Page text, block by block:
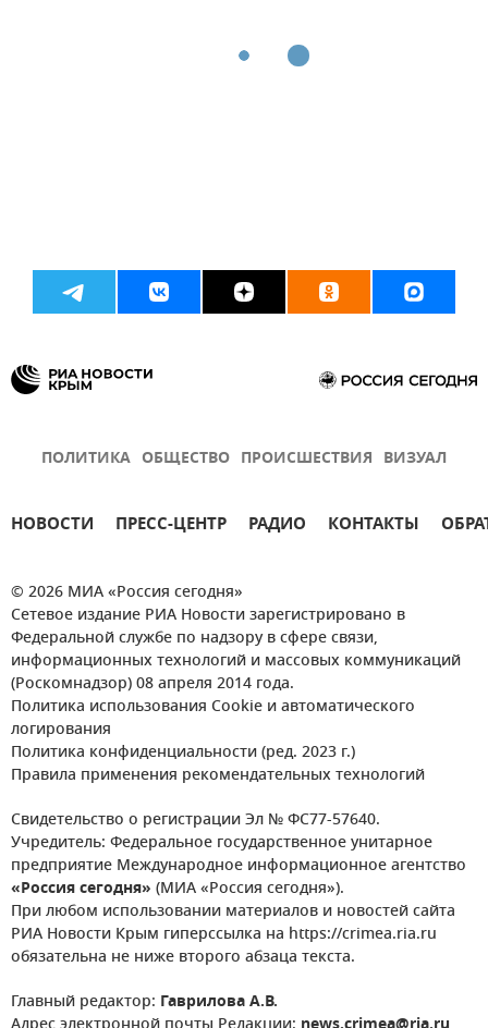
ПОЛИТИКА ОБЩЕСТВО ПРОИСШЕСТВИЯ ВИЗУАЛ
НОВОСТИ ПРЕСС-ЦЕНТР РАДИО КОНТАКТЫ
© 2026 МИА «Россия сегодня»
Сетевое издание РИА Новости зарегистрировано в
Федеральной службе по надзору в сфере связи,
информационных технологий и массовых коммуникаций
(Роскомнадзор) 08 апреля 2014 года.
Политика использования Cookie и автоматического
логирования
Политика конфиденциальности (ред. 2023 г.)
Правила применения рекомендательных технологий
Свидетельство о регистрации Эл № ФС77-57640.
Учредитель: Федеральное государственное унитарное
предприятие Международное информационное агентство
«Россия сегодня» (МИА «Россия сегодня»).
При любом использовании материалов и новостей сайта
РИА Новости Крым гиперссылка на https://crimea.ria.ru
обязательна не ниже второго абзаца текста.
Главный редактор: Гаврилова А.В.